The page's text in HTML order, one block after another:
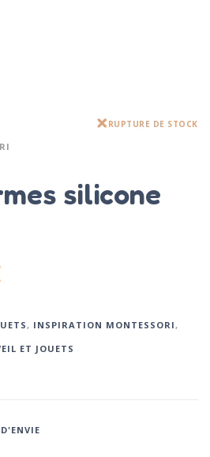
RUPTURE DE STOCK
silicone
, INSPIRATION MONTESSORI,
ET JOUETS